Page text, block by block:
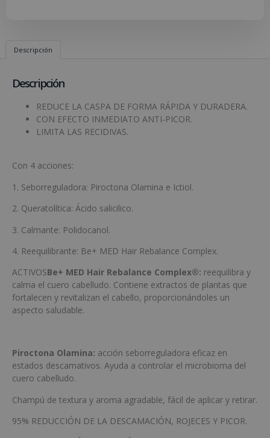
Descripción
Descripción
REDUCE LA CASPA DE FORMA RÁPIDA Y DURADERA.
CON EFECTO INMEDIATO ANTI-PICOR.
LIMITA LAS RECIDIVAS.
Con 4 acciones:
1. Seborreguladora: Piroctona Olamina e Ictiol.
2. Queratolítica: Ácido salicilico.
3. Calmante: Polidocanol.
4. Reequilibrante: Be+ MED Hair Rebalance Complex.
ACTIVOSBe+ MED Hair Rebalance Complex®: reequilibra y
calma el cuero cabelludo. Contiene extractos de plantas que
fortalecen y revitalizan el cabello, proporcionándoles un
aspecto saludable.
Piroctona Olamina: acción seborreguladora eficaz en
estados descamativos. Ayuda a controlar el microbioma del
cuero cabelludo.
Champú de textura y aroma agradable, fácil de aplicar y retirar.
95% REDUCCIÓN DE LA DESCAMACIÓN, ROJECES Y PICOR.